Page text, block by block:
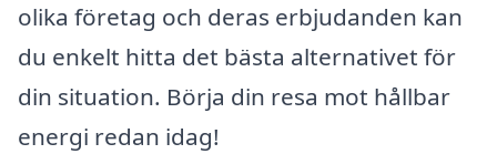
olika företag och deras erbjudanden kan
du enkelt hitta det bästa alternativet för
din situation. Börja din resa mot hållbar
energi redan idag!